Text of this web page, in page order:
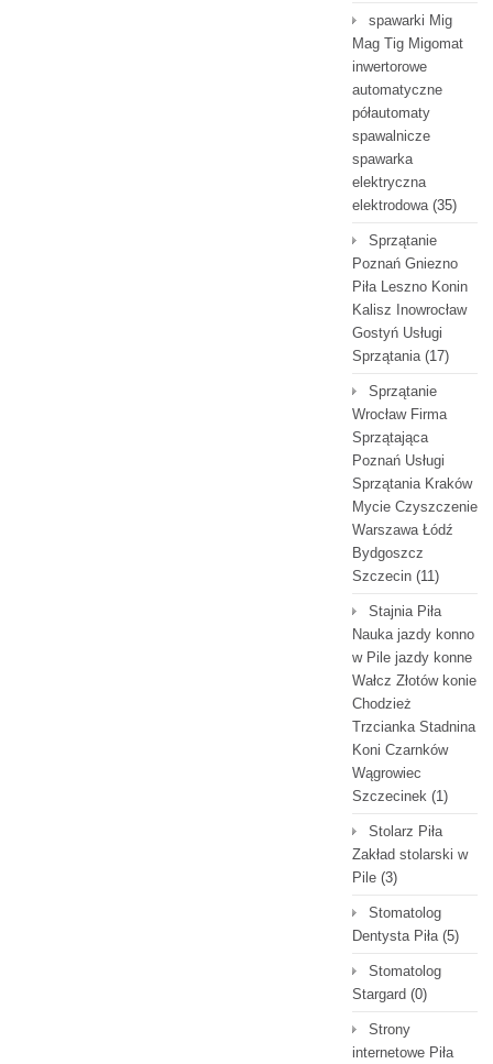
spawarki Mig
Mag Tig Migomat
inwertorowe
automatyczne
półautomaty
spawalnicze
spawarka
elektryczna
elektrodowa(35)
Sprzątanie
Poznań Gniezno
Piła Leszno Konin
Kalisz Inowrocław
Gostyń Usługi
Sprzątania(17)
Sprzątanie
Wrocław Firma
Sprzątająca
Poznań Usługi
Sprzątania Kraków
Mycie Czyszczenie
Warszawa Łódź
Bydgoszcz
Szczecin (11)
Stajnia Piła
Nauka jazdy konno
w Pile jazdy konne
Wałcz Złotów konie
Chodzież
Trzcianka Stadnina
Koni Czarnków
Wągrowiec
Szczecinek (1)
Stolarz Piła
Zakład stolarski w
Pile (3)
Stomatolog
Dentysta Piła(5)
Stomatolog
Stargard (0)
Strony
internetowe Piła